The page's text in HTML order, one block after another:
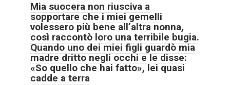
Mia suocera non riusciva a
sopportare che i miei gemelli
volessero più bene all’altra nonna,
così raccontò loro una terribile bugia.
Quando uno dei miei figli guardò mia
madre dritto negli occhi e le disse:
«So quello che hai fatto», lei quasi
cadde a terra